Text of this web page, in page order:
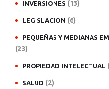
INVERSIONES (13)
LEGISLACION (6)
PEQUEÑAS Y MEDIANAS
(23)
PROPIEDAD INTELECTUAL
SALUD (2)